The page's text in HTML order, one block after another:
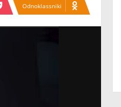
Odnoklassniki
مشغل